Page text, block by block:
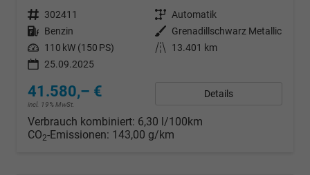
Fahrzeugnr. 302411 Getriebe Automatik
Kraftstoff Benzin Außenfarbe
Grenadillschwarz Metallic
Leistung 110 kW (150 PS) Kilometerstand
13.401 km
25.09.2025
41.580,– €
incl. 19% MwSt.
Details
Verbrauch kombiniert: 6,30 l/100km
CO2-Emissionen: 143,00 g/km